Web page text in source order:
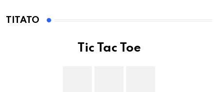
TITATO
Tic Tac Toe